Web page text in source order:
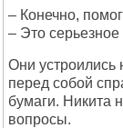
– Конечно,
– Это
Они устроились
перед собой
бумаги. Никита
вопросы.